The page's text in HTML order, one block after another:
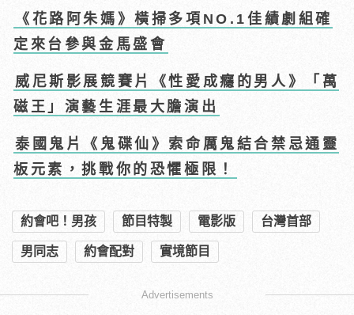
《花路阿朱媽》橫掃多項NO.1佳績劇組確
定來台參與金馬盛會
威尼斯影展競賽片《性愛成癮的男人》「萬
磁王」演藝生涯最大膽演出
泰國鬼片《鬼碟仙》索命厲鬼結合禁忌通靈
板元素，挑戰你的恐懼極限！
約會吧！男孩 節目特製 電影版 台灣首部
男同志 約會配對 實境節目
Advertisements